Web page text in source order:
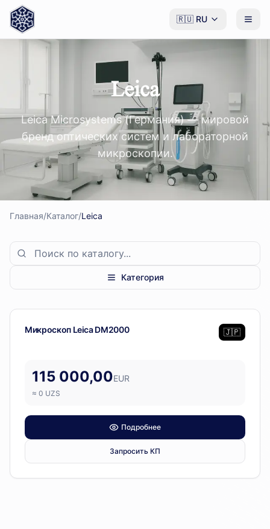
🇷🇺 RU
Leica
Leica Microsystems (Германия) — мировой
бренд оптических систем и лабораторной
микроскопии.
Главная/Каталог/Leica
Категория
Leica
Лабораторное оборудование
Микроскоп Leica DM2000 🇯🇵
115 000,00EUR
≈ 0 UZS
Подробнее
Запросить КП